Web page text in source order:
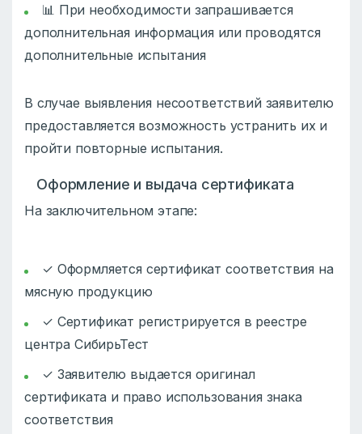
📊 При необходимости запрашивается
дополнительная информация или проводятся
дополнительные испытания
В случае выявления несоответствий заявителю
предоставляется возможность устранить их и
пройти повторные испытания.
Оформление и выдача сертификата
На заключительном этапе:
✓ Оформляется сертификат соответствия на
мясную продукцию
✓ Сертификат регистрируется в реестре
центра СибирьТест
✓ Заявителю выдается оригинал
сертификата и право использования знака
соответствия